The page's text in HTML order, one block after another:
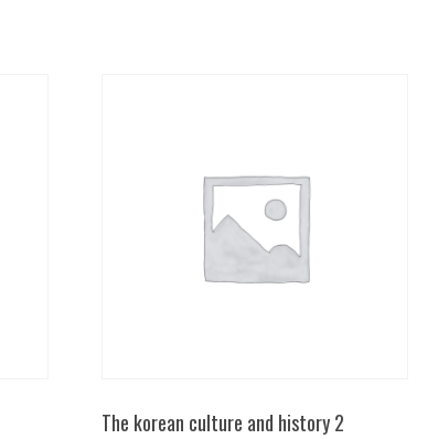
The korean culture and history 2